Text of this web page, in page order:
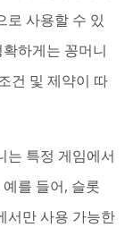
로 사용할 수 있
하게는 꽁머니
건 및 제약이 따
는 특정 게임에서
를 들어, 슬롯
서만 사용 가능한